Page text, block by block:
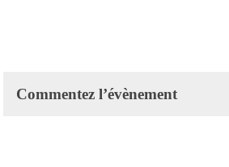
Commentez l’évènement